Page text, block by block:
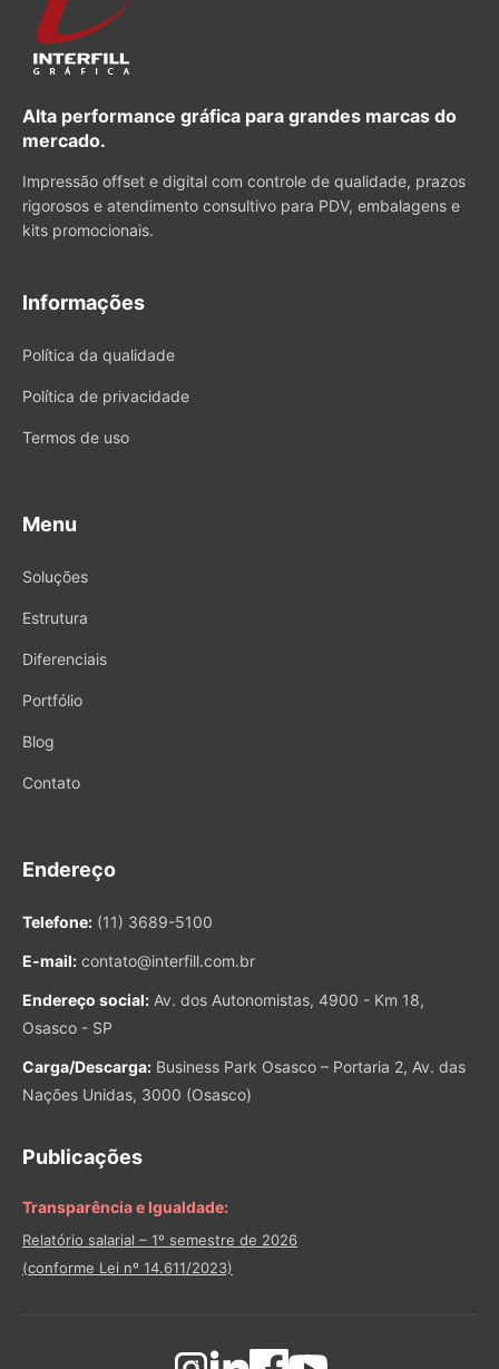
Alta performance gráfica para grandes marcas do
mercado.
Impressão offset e digital com controle de qualidade, prazos
rigorosos e atendimento consultivo para PDV, embalagens e
kits promocionais.
Informações
Política da qualidade
Política de privacidade
Termos de uso
Menu
Soluções
Estrutura
Diferenciais
Portfólio
Blog
Contato
Endereço
Telefone: (11) 3689-5100
E-mail: contato@interfill.com.br
Endereço social: Av. dos Autonomistas, 4900 - Km 18,
Osasco - SP
Carga/Descarga: Business Park Osasco – Portaria 2, Av. das
Nações Unidas, 3000 (Osasco)
Publicações
Transparência e Igualdade:
Relatório salarial – 1º semestre de 2026
(conforme Lei nº 14.611/2023)